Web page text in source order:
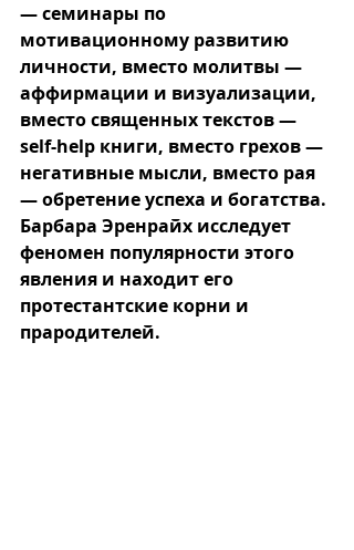
— семинары по
мотивационному развитию
личности, вместо молитвы —
аффирмации и визуализации,
вместо священных текстов —
self-help книги, вместо грехов —
негативные мысли, вместо рая
— обретение успеха и богатства.
Барбара Эренрайх исследует
феномен популярности этого
явления и находит его
протестантские корни и
прародителей.